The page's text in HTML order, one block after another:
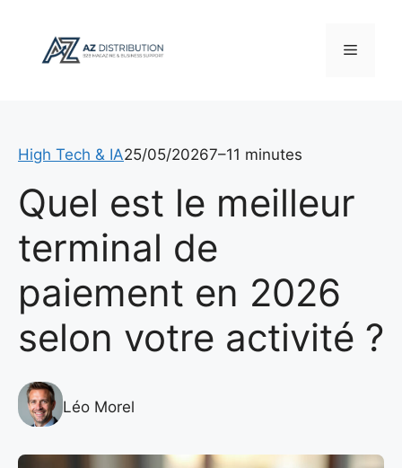
contenu
Menu
High Tech & IA25/05/20267–11 minutes
Quel est le meilleur
terminal de
paiement en 2026
selon votre activité ?
Léo Morel